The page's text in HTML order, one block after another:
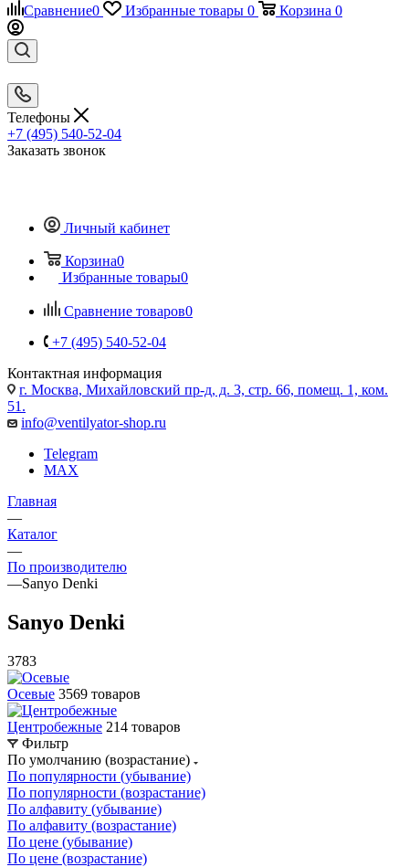
Сравнение0 Избранные товары 0 Корзина 0
Телефоны
+7 (495) 540-52-04
Заказать звонок
Личный кабинет
Корзина0
Избранные товары0
Сравнение товаров0
+7 (495) 540-52-04
Контактная информация
г. Москва, Михайловский пр-д, д. 3, cтр. 66, помещ. 1, ком.
51.
info@ventilyator-shop.ru
Telegram
MAX
Главная
—
Каталог
—
По производителю
—Sanyo Denki
Sanyo Denki
3783
Осевые 3569 товаров
Центробежные 214 товаров
Фильтр
По умолчанию (возрастание)
По популярности (убывание)
По популярности (возрастание)
По алфавиту (убывание)
По алфавиту (возрастание)
По цене (убывание)
По цене (возрастание)